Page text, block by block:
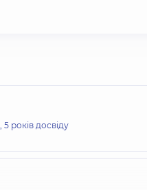
5 років досвіду